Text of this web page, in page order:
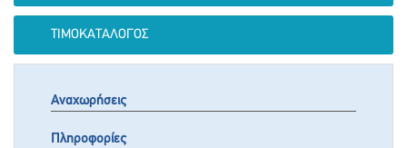
ΤΙΜΟΚΑΤΆΛΟΓΟΣ
Αναχωρήσεις
Πληροφορίες